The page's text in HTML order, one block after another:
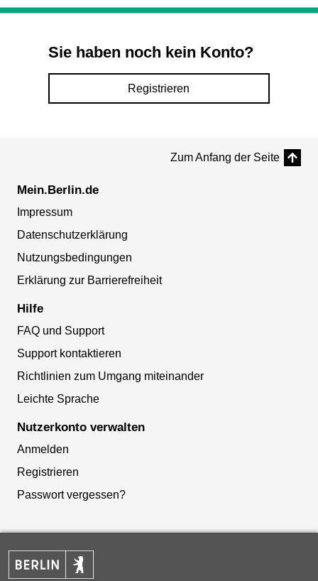
Sie haben noch kein Konto?
Registrieren
Zum Anfang der Seite
Mein.Berlin.de
Impressum
Datenschutzerklärung
Nutzungsbedingungen
Erklärung zur Barrierefreiheit
Hilfe
FAQ und Support
Support kontaktieren
Richtlinien zum Umgang miteinander
Leichte Sprache
Nutzerkonto verwalten
Anmelden
Registrieren
Passwort vergessen?